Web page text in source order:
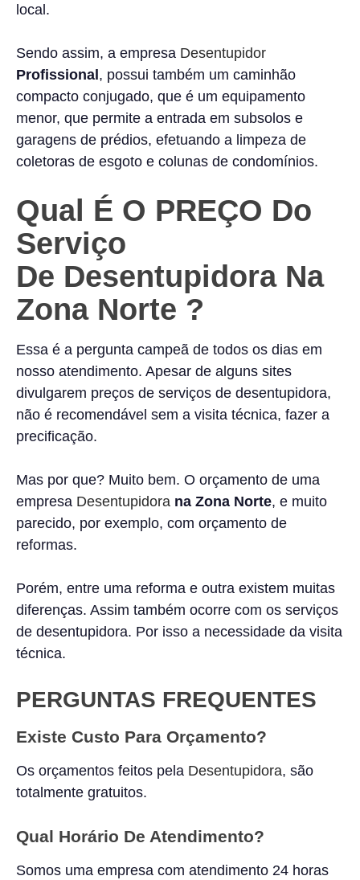
local.
Sendo assim, a empresa Desentupidor
Profissional , possui também um caminhão
compacto conjugado, que é um equipamento
menor, que permite a entrada em subsolos e
garagens de prédios, efetuando a limpeza de
coletoras de esgoto e colunas de condomínios.
Qual É O PREÇO Do
Serviço
De Desentupidora Na
Zona NortE ?
Essa é a pergunta campeã de todos os dias em
nosso atendimento. Apesar de alguns sites
divulgarem preços de serviços de desentupidora,
não é recomendável sem a visita técnica, fazer a
precificação.
Mas por que? Muito bem. O orçamento de uma
empresa Desentupidora na Zona Norte, e muito
parecido, por exemplo, com orçamento de
reformas.
Porém, entre uma reforma e outra existem muitas
diferenças. Assim também ocorre com os serviços
de desentupidora. Por isso a necessidade da visita
técnica.
PERGUNTAS FREQUENTES
Existe Custo Para Orçamento?
Os orçamentos feitos pela Desentupidora, são
totalmente gratuitos.
Qual Horário De Atendimento?
Somos uma empresa com atendimento 24 horas